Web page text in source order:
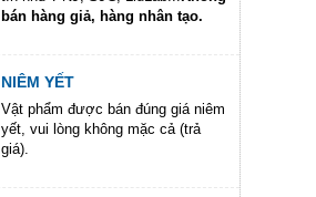
bán hàng giả, hàng nhân tạo.
NIÊM YẾT
Vật phẩm được bán đúng giá niêm
yết, vui lòng không mặc cả (trả
giá).